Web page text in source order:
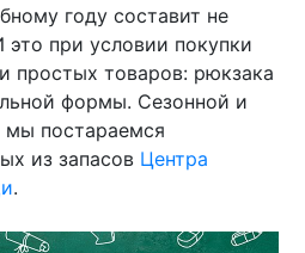
году составит не
при условии покупки
простых товаров: рюкзака
формы. Сезонной и
постараемся
из запасов Центра
.